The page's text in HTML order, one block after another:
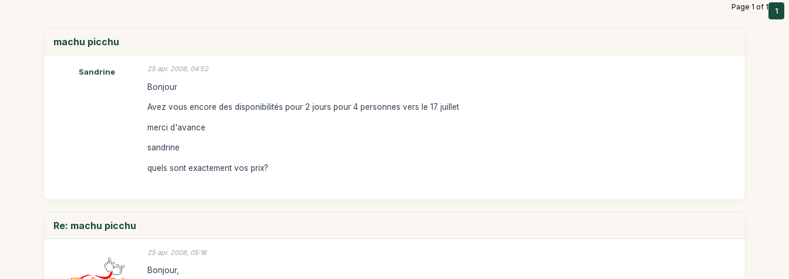
Page 1 of 1 1
machu picchu
Sandrine 25 ápr. 2008, 04:52
Bonjour
Avez vous encore des disponibilités pour 2 jours pour 4 personnes vers le 17 juillet
merci d'avance
sandrine
quels sont exactement vos prix?
Re: machu picchu
25 ápr. 2008, 05:16
Bonjour,